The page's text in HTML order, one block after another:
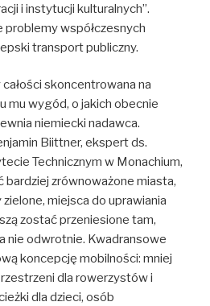
i instytucji kulturalnych”.
problemy współ­czesnych
transport publiczny.
skoncentrowana na
mu wygód, o jakich obecnie
niemiecki nadawca.
Biittner, ekspert ds.
Technicznym w Monachium,
bardziej zrównoważone miasta,
miejsca do uprawiania
zostać przeniesione tam,
nie odwrotnie. Kwadransowe
koncepcję mobilności: mniej
dla rowerzystów i
dla dzieci, osób